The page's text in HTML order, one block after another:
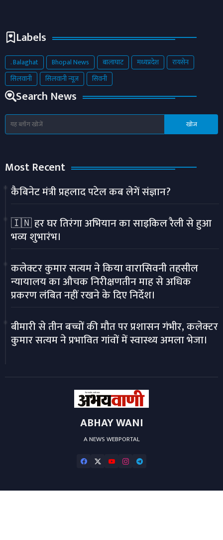
Labels
. Balaghat Bhopal News बालाघाट मध्यप्रदेश
रायसेन
सिलवानी
सिलवानी न्यूज़ सिवनी
Search News
Most Recent
कैबिनेट मंत्री प्रहलाद पटेल कब लेगें संज्ञान?
🇮🇳 हर घर तिरंगा अभियान का साइकिल रैली से हुआ
भव्य शुभारंभ।
कलेक्टर कुमार सत्यम ने किया वारासिवनी तहसील
न्यायालय का औचक निरीक्षणतीन माह से अधिक
प्रकरण लंबित नहीं रखने के दिए निर्देश।
बीमारी से तीन बच्चों की मौत पर प्रशासन गंभीर, कलेक्टर
कुमार सत्यम ने प्रभावित गांवों में स्वास्थ्य अमला भेजा।
ABHAY WANI
A NEWS WEBPORTAL